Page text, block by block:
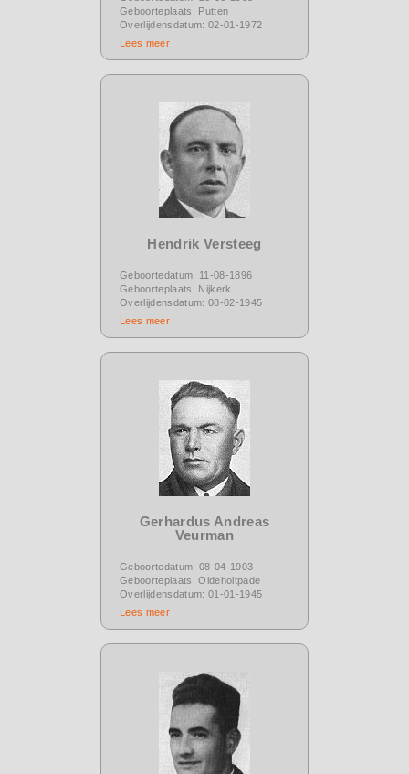
Geboorteplaats: Putten
Overlijdensdatum: 02-01-1972
Lees meer
Hendrik Versteeg
Geboortedatum: 11-08-1896
Geboorteplaats: Nijkerk
Overlijdensdatum: 08-02-1945
Lees meer
Gerhardus Andreas
Veurman
Geboortedatum: 08-04-1903
Geboorteplaats: Oldeholtpade
Overlijdensdatum: 01-01-1945
Lees meer